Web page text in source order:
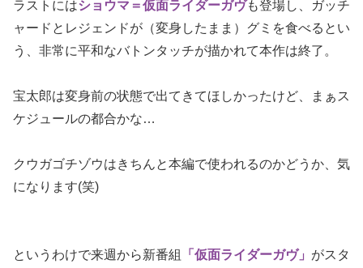
ラストにはショウマ＝仮面ライダーガヴも登場し、ガッチ
ャードとレジェンドが（変身したまま）グミを食べるとい
う、非常に平和なバトンタッチが描かれて本作は終了。
宝太郎は変身前の状態で出てきてほしかったけど、まぁス
ケジュールの都合かな…
クウガゴチゾウはきちんと本編で使われるのかどうか、気
になります(笑)
というわけで来週から新番組 「仮面ライダーガヴ」 がスタ